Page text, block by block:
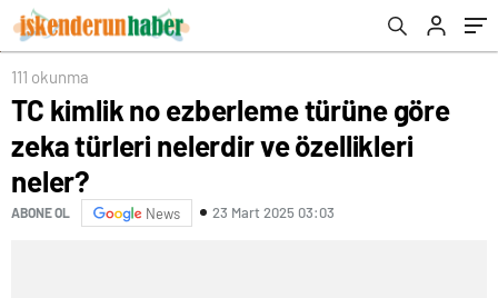
111 okunma
TC kimlik no ezberleme türüne göre
zeka türleri nelerdir ve özellikleri
neler?
ABONE OL News 23 Mart 2025 03:03